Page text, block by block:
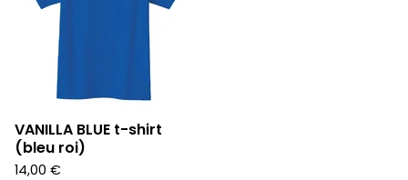
VANILLA BLUE t-shirt
(bleu roi)
14,00 €